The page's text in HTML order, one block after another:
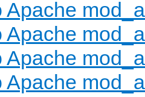
Apache
Apache
Apache
Apache